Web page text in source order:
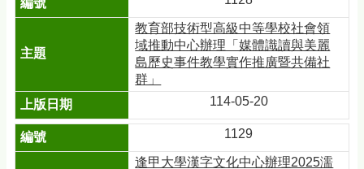
教育部技術型高級中等學校社會領
域推動中心辦理「媒體識讀與美麗
島歷史事件教學實作推廣暨共備社
群」
114-05-20
1129
逢甲大學漢字文化中心辦理2025濡